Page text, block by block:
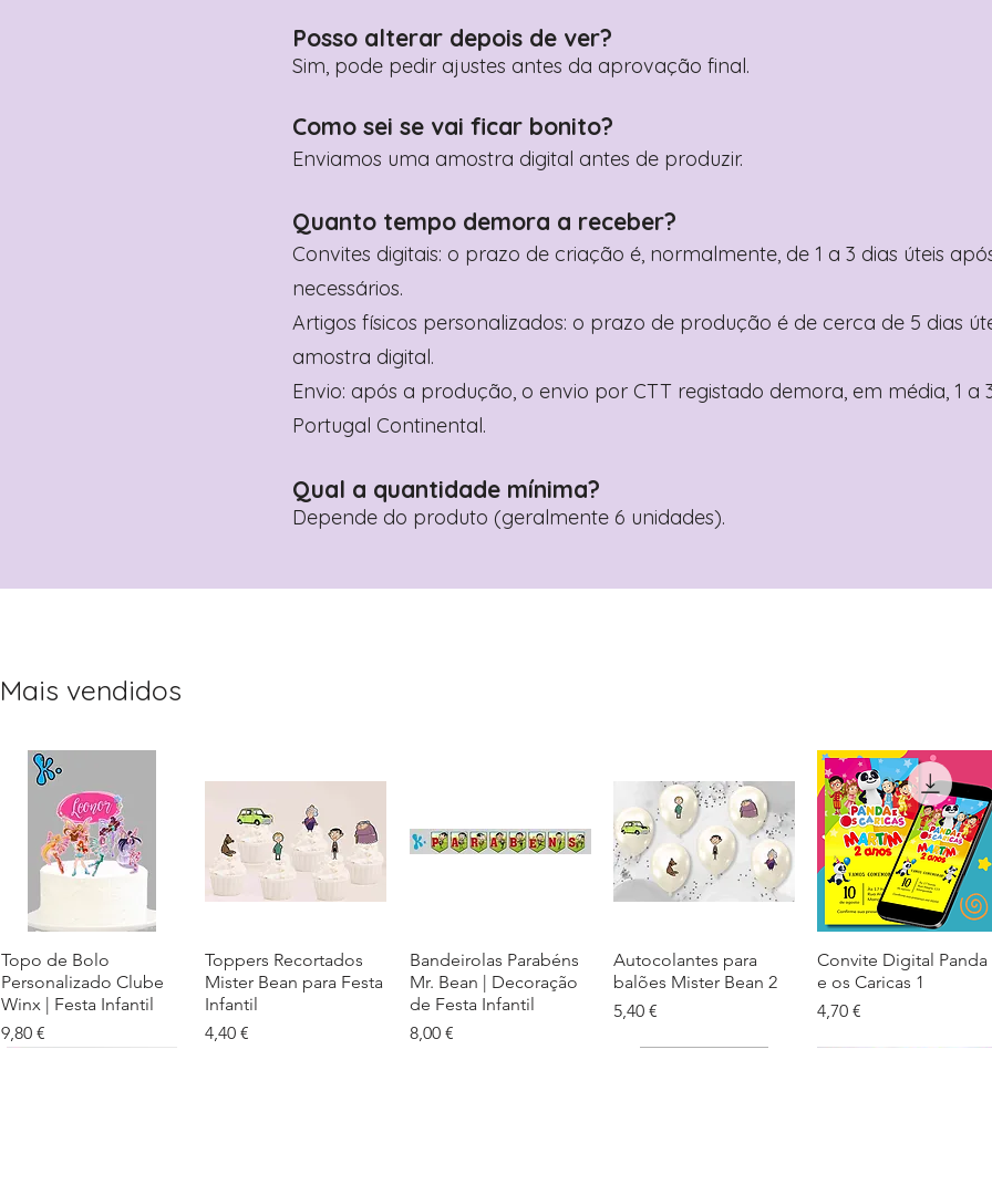
Posso alterar depois de ver?
Sim, pode pedir ajustes antes da aprovação final.
Como sei se vai ficar bonito?
Enviamos uma amostra digital antes de produzir.
Quanto tempo demora a receber?
Convites digitais: o prazo de criação é, normalmente, de 1 a 3 dias úteis
necessários.
Artigos físicos personalizados: o prazo de produção é de cerca de 5 dias
amostra digital.
Envio: após a produção, o envio por CTT registado demora, em média, 1 a
Portugal Continental.
Qual a quantidade mínima?
Depende do produto (geralmente 6 unidades).
Mais vendidos
Visualização rápida
Topo de Bolo
Personalizado Clube
Winx | Festa Infantil
Preço
9,80 €
Visualização rápida
Toppers Recortados
Mister Bean para Festa
Infantil
Preço
4,40 €
Visualização rápida
Bandeirolas Parabéns
Mr. Bean | Decoração
de Festa Infantil
Preço
8,00 €
Visualização rápida
Autocolantes para
balões Mister Bean 2
Preço
5,40 €
Visualização rápida
Convite Digital Panda
e os Caricas 1
Preço
4,70 €